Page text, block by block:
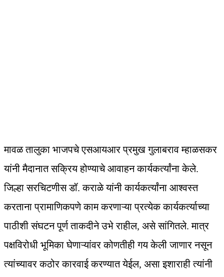
मावळ तालुका भाजपचे एसआयआर प्रमुख गुलाबराव म्हाळसकर
यांनी मैदानात सक्रिय होण्याचे आवाहन कार्यकर्त्यांना केले.
जिल्हा सरचिटणीस डॉ. कराळे यांनी कार्यकर्त्यांना आश्वस्त
करताना प्रामाणिकपणे काम करणाऱ्या प्रत्येक कार्यकर्त्याच्या
पाठीशी संघटन पूर्ण ताकदीने उभे राहील, असे सांगितले. मात्र
पक्षविरोधी भूमिका घेणाऱ्यांवर कोणतीही गय केली जाणार नसून
त्यांच्यावर कठोर कारवाई करण्यात येईल, असा इशाराही त्यांनी